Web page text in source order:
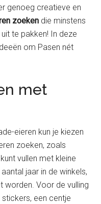
genoeg creatieve en
zoeken die minstens
te pakken! In deze
om Pasen nét
met
eieren kun je kiezen
zoeken, zoals
vullen met kleine
jaar in de winkels,
worden. Voor de vulling
een centje